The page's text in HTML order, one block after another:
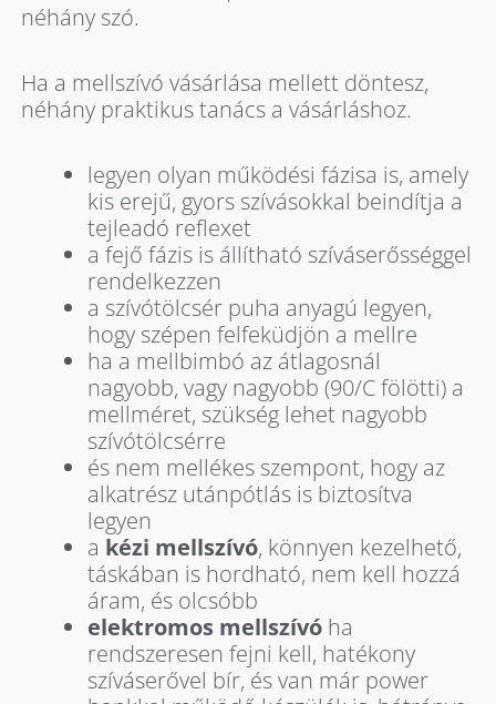
néhány szó.
Ha a mellszívó vásárlása mellett döntesz,
néhány praktikus tanács a vásárláshoz.
legyen olyan működési fázisa is, amely
kis erejű, gyors szívásokkal beindítja a
tejleadó reflexet
a fejő fázis is állítható szíváserősséggel
rendelkezzen
a szívótölcsér puha anyagú legyen,
hogy szépen felfeküdjön a mellre
ha a mellbimbó az átlagosnál
nagyobb, vagy nagyobb (90/C fölötti) a
mellméret, szükség lehet nagyobb
szívótölcsérre
és nem mellékes szempont, hogy az
alkatrész utánpótlás is biztosítva
legyen
a kézi mellszívó, könnyen kezelhető,
táskában is hordható, nem kell hozzá
áram, és olcsóbb
elektromos mellszívóha
rendszeresen fejni kell, hatékony
szíváserővel bír, és van már power